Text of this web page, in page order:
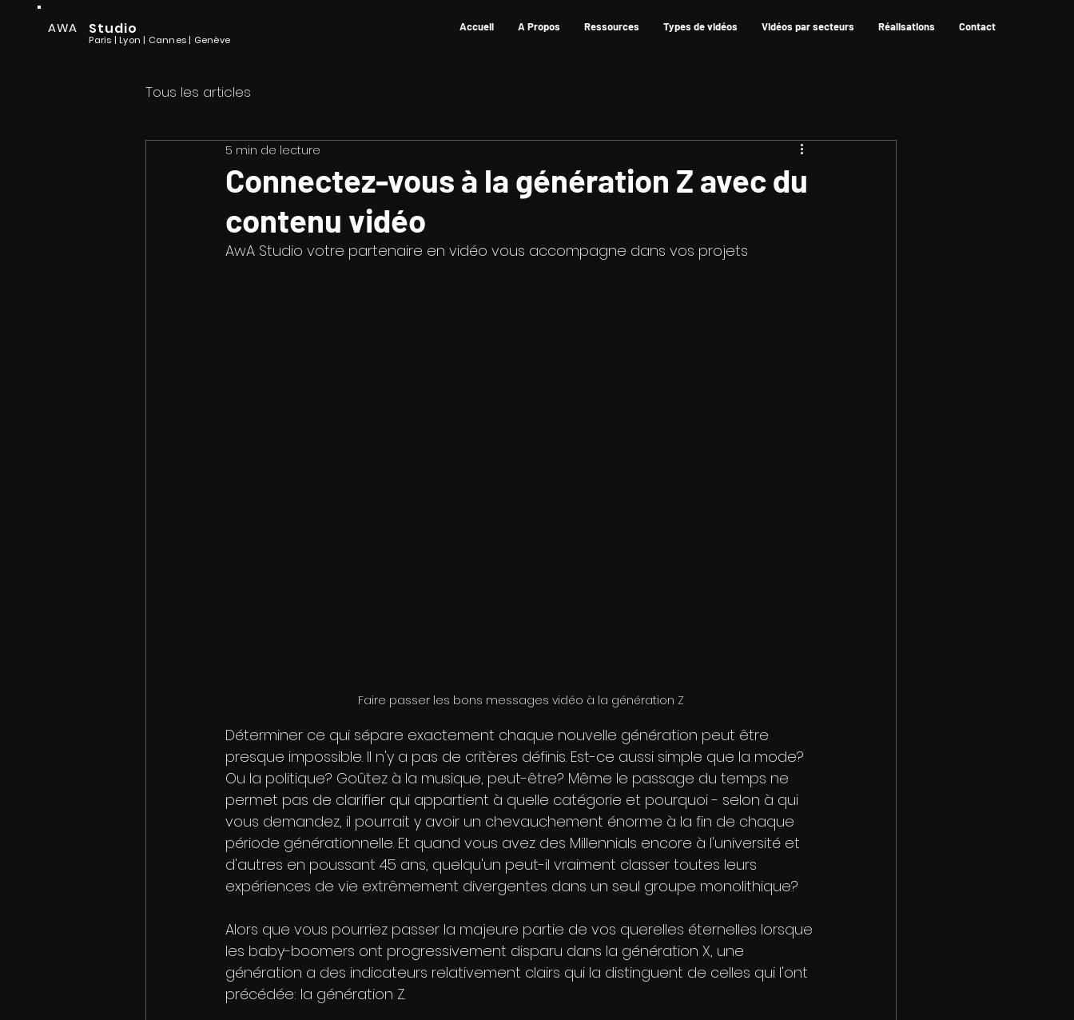
AWA Studio
Paris | Lyon | Cannes | Genève
Accueil A Propos Ressources Types de vidéos Vidéos par secteurs Réalisations Contact
Tous les articles
Connectez-vous à la génération Z avec du
contenu vidéo
5 min de lecture
AwA Studio votre partenaire en vidéo vous accompagne dans vos projets
Faire passer les bons messages vidéo à la génération Z
Déterminer ce qui sépare exactement chaque nouvelle génération peut être
presque impossible. Il n'y a pas de critères définis. Est-ce aussi simple que la mode?
Ou la politique? Goûtez à la musique, peut-être? Même le passage du temps ne
permet pas de clarifier qui appartient à quelle catégorie et pourquoi - selon à qui
vous demandez, il pourrait y avoir un chevauchement énorme à la fin de chaque
période générationnelle. Et quand vous avez des Millennials encore à l'université et
d'autres en poussant 45 ans, quelqu'un peut-il vraiment classer toutes leurs
expériences de vie extrêmement divergentes dans un seul groupe monolithique?
Alors que vous pourriez passer la majeure partie de vos querelles éternelles lorsque
les baby-boomers ont progressivement disparu dans la génération X, une
génération a des indicateurs relativement clairs qui la distinguent de celles qui l'ont
précédée: la génération Z.